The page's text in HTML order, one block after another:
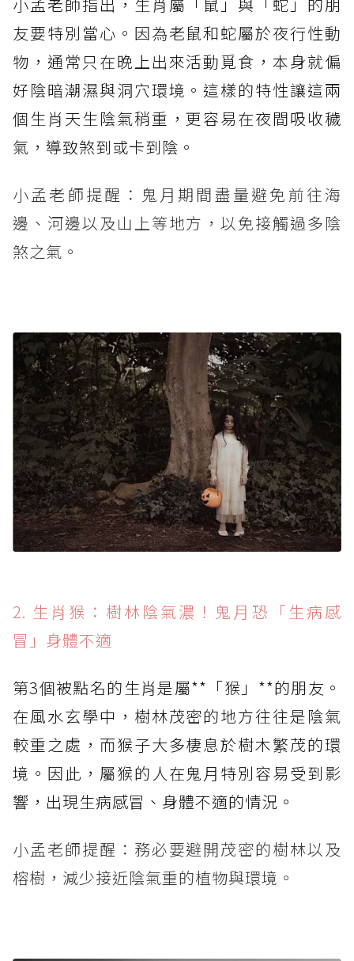
友要特別當心。因為老鼠和蛇屬於夜行性動
物，通常只在晚上出來活動覓食，本身就偏
好陰暗潮濕與洞穴環境。這樣的特性讓這兩
個生肖天生陰氣稍重，更容易在夜間吸收穢
氣，導致煞到或卡到陰。
小孟老師提醒：鬼月期間盡量避免前往海
邊、河邊以及山上等地方，以免接觸過多陰
煞之氣。
2. 生肖猴：樹林陰氣濃！鬼月恐「生病感
冒」身體不適
第3個被點名的生肖是屬**「猴」**的朋友。
在風水玄學中，樹林茂密的地方往往是陰氣
較重之處，而猴子大多棲息於樹木繁茂的環
境。因此，屬猴的人在鬼月特別容易受到影
響，出現生病感冒、身體不適的情況。
小孟老師提醒：務必要避開茂密的樹林以及
榕樹，減少接近陰氣重的植物與環境。